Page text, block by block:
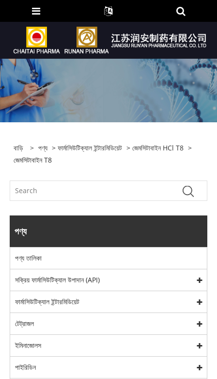
বাড়ি > পণ্য >ফার্মাসিউটিক্যাল ইন্টারমিডিয়েট >জেমসিটাবাইন HCl T8 >
জেমসিটাবাইন T8
পণ্য
পণ্য তালিকা
সক্রিয় ফার্মাসিউটিক্যাল উপাদান (API)
ফার্মাসিউটিক্যাল ইন্টারমিডিয়েট
টেট্রাজল
ইমিনাজোলস
পাইরিডিন